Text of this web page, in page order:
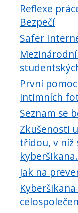
Reflexe
Bezpečí
Safer
První
intimních
Seznam se
Zkušenosti
třídou, v níž
Jak na